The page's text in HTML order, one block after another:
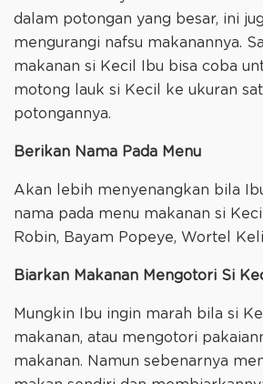
dalam potongan yang besar, ini
mengurangi nafsu makanannya.
makanan si Kecil Ibu bisa coba
motong lauk si Kecil ke ukuran
potongannya.
Berikan Nama Pada Menu
Akan lebih menyenangkan bila
nama pada menu makanan si
Robin, Bayam Popeye, Wortel
Biarkan Makanan Mengotori Si
Mungkin Ibu ingin marah bila si
makanan, atau mengotori
makanan. Namun sebenarnya